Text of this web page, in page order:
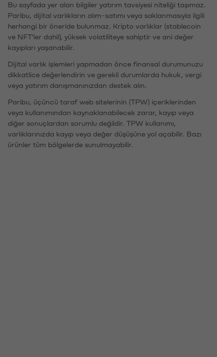
Bu sayfada yer alan bilgiler yatırım tavsiyesi niteliği taşımaz.
Paribu, dijital varlıkların alım-satımı veya saklanmasıyla ilgili
herhangi bir öneride bulunmaz. Kripto varlıklar (stablecoin
ve NFT'ler dahil), yüksek volatiliteye sahiptir ve ani değer
kayıpları yaşanabilir.
Dijital varlık işlemleri yapmadan önce finansal durumunuzu
dikkatlice değerlendirin ve gerekli durumlarda hukuk, vergi
veya yatırım danışmanınızdan destek alın.
Paribu, üçüncü taraf web sitelerinin (TPW) içeriklerinden
veya kullanımından kaynaklanabilecek zarar, kayıp veya
diğer sonuçlardan sorumlu değildir. TPW kullanımı,
varlıklarınızda kayıp veya değer düşüşüne yol açabilir. Bazı
ürünler tüm bölgelerde sunulmayabilir.